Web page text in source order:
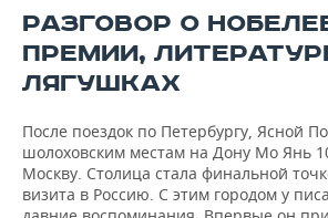
РАЗГОВОР О
ПРЕМИИ,
ЛЯГУШКАХ
После поездок по Петербургу, Ясной
шолоховским местам на Дону Мо Янь
Москву. Столица стала финальной
визита в Россию. С этим городом у